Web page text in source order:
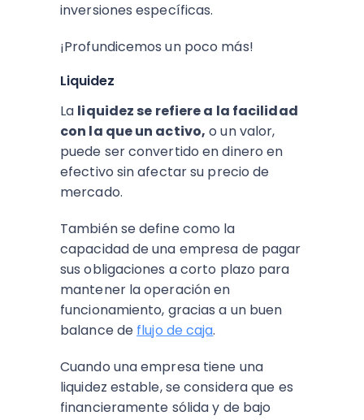
inversiones específicas.
¡Profundicemos un poco más!
Liquidez
La liquidez se refiere a la facilidad
con la que un activo, o un valor,
puede ser convertido en dinero en
efectivo sin afectar su precio de
mercado.
También se define como la
capacidad de una empresa de pagar
sus obligaciones a corto plazo para
mantener la operación en
funcionamiento, gracias a un buen
balance de flujo de caja.
Cuando una empresa tiene una
liquidez estable, se considera que es
financieramente sólida y de bajo